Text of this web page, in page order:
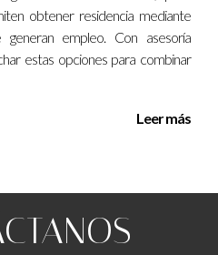
obtener residencia mediante
generan empleo. Con asesoría
estas opciones para combinar
Leer más